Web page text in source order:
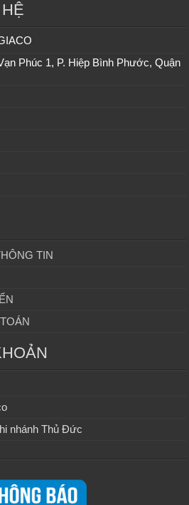
Phúc 1, P. Hiệp Bình Phước, Quận
TIN
nhánh Thủ Đức